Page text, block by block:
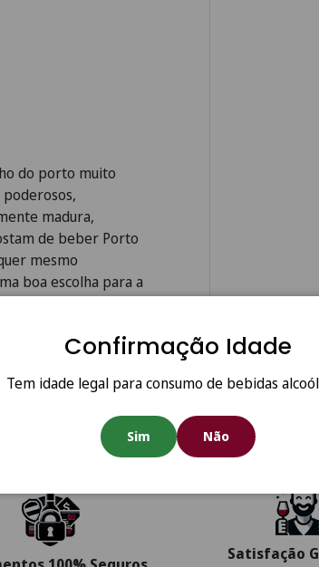
do porto muito
madura,
de beber Porto
mesmo
boa escolha para a
de 15 anos em sua
Confirmação Idade
Tem idade legal para consumo de bebidas
Sim Não
Satisfação